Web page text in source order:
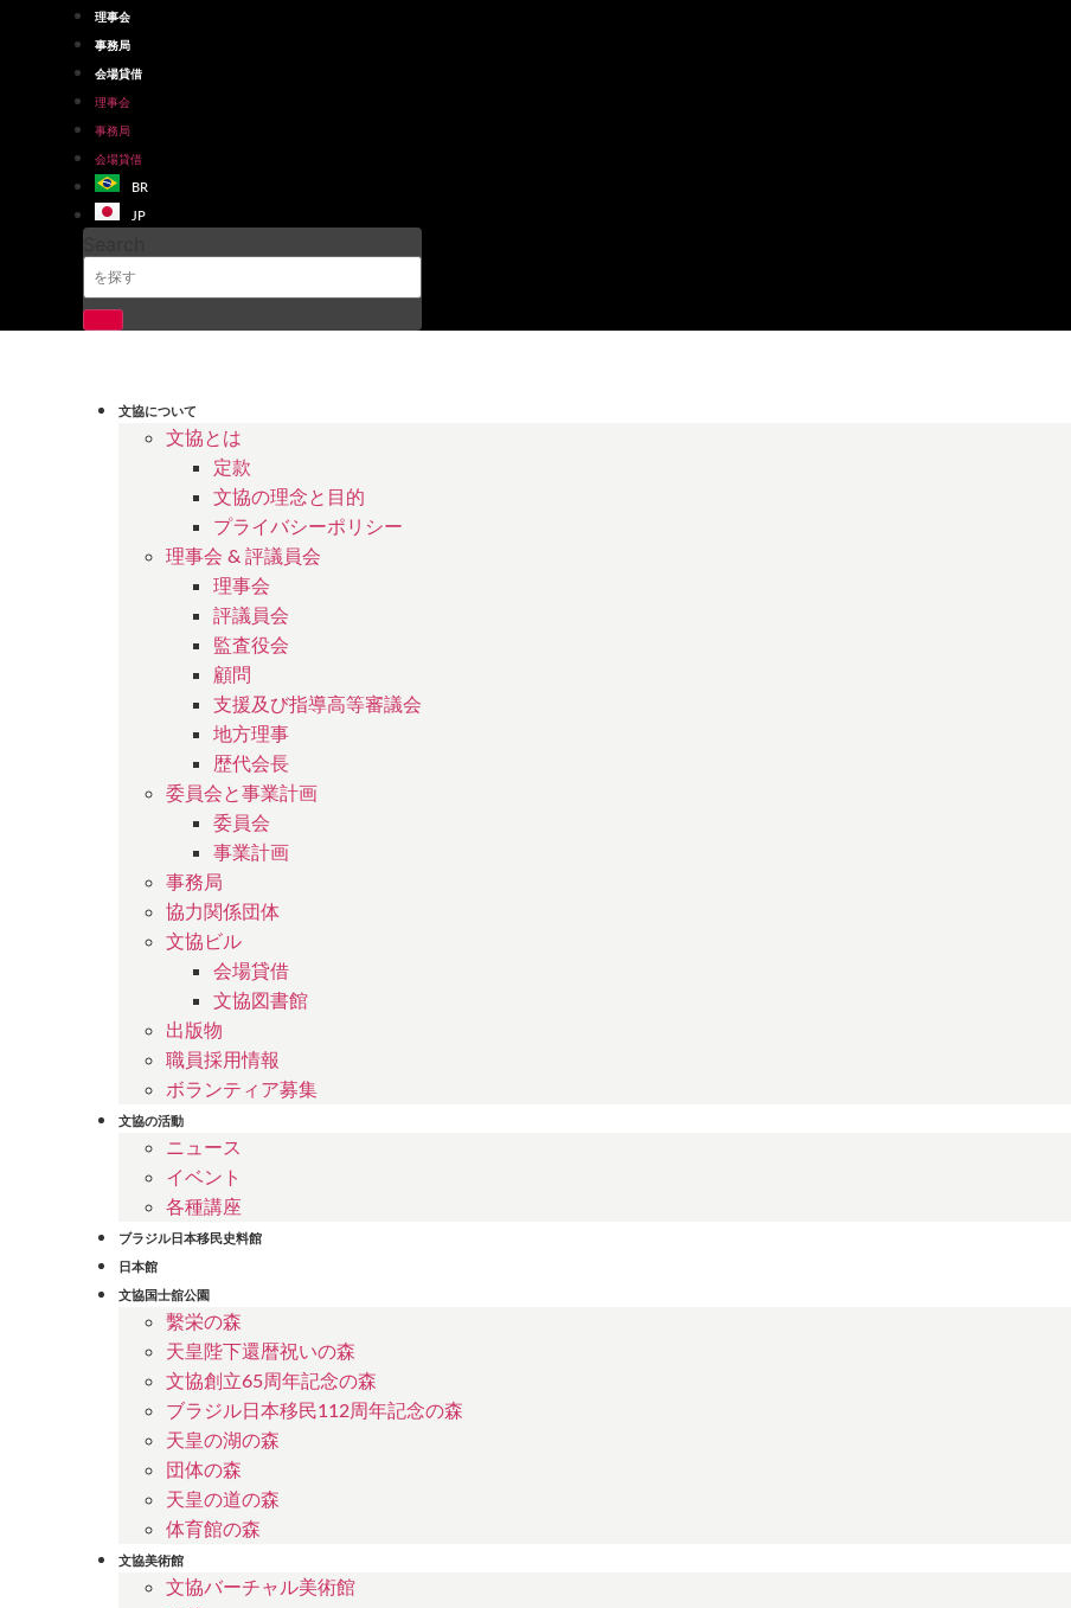
理事会
事務局
会場貸借
理事会
事務局
会場貸借
BR
JP
文協について
文協とは
定款
文協の理念と目的
プライバシーポリシー
理事会 & 評議員会
理事会
評議員会
監査役会
顧問
支援及び指導高等審議会
地方理事
歴代会長
委員会と事業計画
委員会
事業計画
事務局
協力関係団体
文協ビル
会場貸借
文協図書館
出版物
職員採用情報
ボランティア募集
文協の活動
ニュース
イベント
各種講座
ブラジル日本移民史料館
日本館
文協国士舘公園
繫栄の森
天皇陛下還暦祝いの森
文協創立65周年記念の森
ブラジル日本移民112周年記念の森
天皇の湖の森
団体の森
天皇の道の森
体育館の森
文協美術館
文協バーチャル美術館